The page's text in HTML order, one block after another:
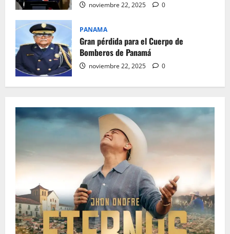
noviembre 22, 2025 0
PANAMA
Gran pérdida para el Cuerpo de
Bomberos de Panamá
noviembre 22, 2025 0